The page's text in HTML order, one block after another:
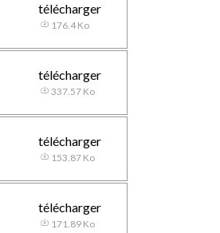
télécharger
176.4 Ko
télécharger
337.57 Ko
télécharger
153.87 Ko
télécharger
171.89 Ko